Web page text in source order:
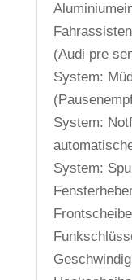
(Audi pre
System:
System:
System: